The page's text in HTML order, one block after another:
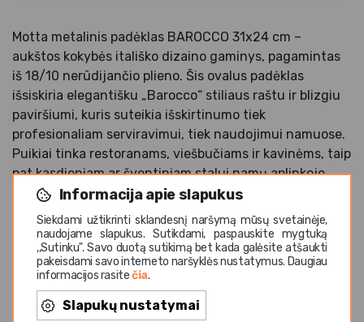
Informacija apie slapukus
Siekdami užtikrinti sklandesnį naršymą mūsų svetainėje,
naudojame slapukus. Sutikdami, paspauskite mygtuką
,,Sutinku". Savo duotą sutikimą bet kada galėsite atšaukti
pakeisdami savo interneto naršyklės nustatymus. Daugiau
informacijos rasitečia.
Slapukų nustatymai
Motta metalinis padėklas BAROCCO 31x24 cm –
aukštos kokybės itališko dizaino gaminys, pagamintas
iš 18/10 nerūdijančio plieno. Šis ovalus padėklas
išsiskiria elegantišku „Barocco“ stiliaus raštu ir blizgiu
paviršiumi, kuris suteikia išskirtinumo tiek
profesionaliam serviravimui, tiek naudojimui namuose.
Puikiai tinka restoranams, viešbučiams ir kavinėms, taip
pat kasdieniam ar šventiniam stalui namų aplinkoje.
Pagaminta Italijoje.
Panašios prekės